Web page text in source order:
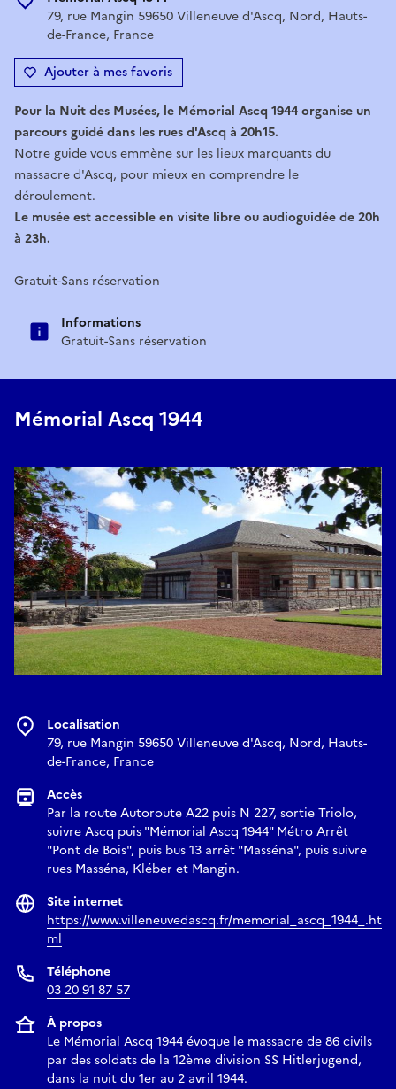
79, rue Mangin 59650 Villeneuve d'Ascq, Nord, Hauts-
de-France, France
Ajouter à mes favoris
Pour la Nuit des Musées, le Mémorial Ascq 1944 organise un
parcours guidé dans les rues d'Ascq à 20h15.
Notre guide vous emmène sur les lieux marquants du
massacre d'Ascq, pour mieux en comprendre le
déroulement.
Le musée est accessible en visite libre ou audioguidée de 20h
à 23h.
Gratuit-Sans réservation
Informations
Gratuit-Sans réservation
Mémorial Ascq 1944
Localisation
79, rue Mangin 59650 Villeneuve d'Ascq, Nord, Hauts-
de-France, France
Accès
Par la route Autoroute A22 puis N 227, sortie Triolo,
suivre Ascq puis "Mémorial Ascq 1944" Métro Arrêt
"Pont de Bois", puis bus 13 arrêt "Masséna", puis suivre
rues Masséna, Kléber et Mangin.
Site internet
https://www.villeneuvedascq.fr/memorial_ascq_1944_.ht
ml
Téléphone
03 20 91 87 57
À propos
Le Mémorial Ascq 1944 évoque le massacre de 86 civils
par des soldats de la 12ème division SS Hitlerjugend,
dans la nuit du 1er au 2 avril 1944.